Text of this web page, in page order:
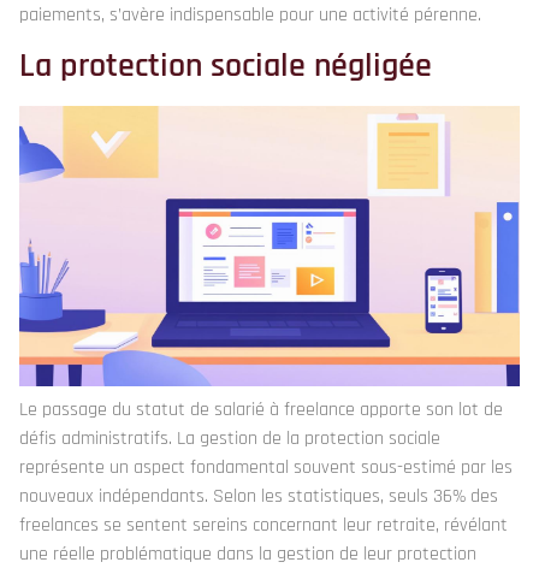
paiements, s’avère indispensable pour une activité pérenne.
La protection sociale négligée
Le passage du statut de salarié à freelance apporte son lot de
défis administratifs. La gestion de la protection sociale
représente un aspect fondamental souvent sous-estimé par les
nouveaux indépendants. Selon les statistiques, seuls 36% des
freelances se sentent sereins concernant leur retraite, révélant
une réelle problématique dans la gestion de leur protection